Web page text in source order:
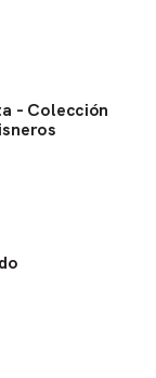
- Colección